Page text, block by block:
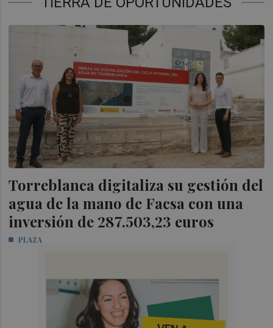
Torreblanca digitaliza su gestión del
agua de la mano de Facsa con una
inversión de 287.503,23 euros
PLAZA